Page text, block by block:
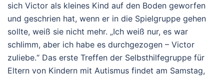
sich Victor als kleines Kind auf den Boden geworfen
und geschrien hat, wenn er in die Spielgruppe gehen
sollte, weiß sie nicht mehr. „Ich weiß nur, es war
schlimm, aber ich habe es durchgezogen – Victor
zuliebe.“ Das erste Treffen der Selbsthilfegruppe für
Eltern von Kindern mit Autismus findet am Samstag,